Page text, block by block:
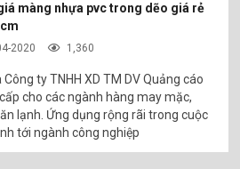
màng nhựa pvc trong dẽo giá rẻ
2020 1,360
ty TNHH XD TM DV Quảng cáo
cho các ngành hàng may mặc,
lạnh. Ứng dụng rộng rãi trong cuộc
tới ngành công nghiệp